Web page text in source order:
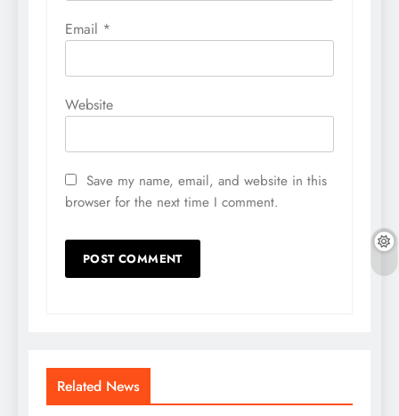
Email *
Website
Save my name, email, and website in this
browser for the next time I comment.
Related News